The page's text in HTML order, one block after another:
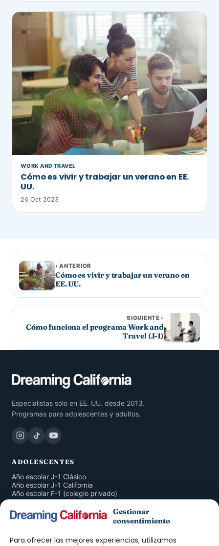
Gestionar
consentimiento
Para ofrecer las mejores experiencias, utilizamos
WORK AND TRAVEL
Cómo es vivir y trabajar un verano en EE.
UU.
26 Oct 2023
‹ ANTERIOR
Cómo es vivir y trabajar un verano en
EE. UU.
SIGUIENTE ›
Cómo funciona el programa Work and
Travel (J-1)
Especialistas solo en EE. UU. desde 2013.
Programas para adolescentes y adultos.
ADOLESCENTES
Año escolar J-1 Clásico
Año escolar J-1 California
Año escolar F-1 (colegio privado)
Curso Completo San Diego
San Diego 4 Semanas
Inmersión en Familia